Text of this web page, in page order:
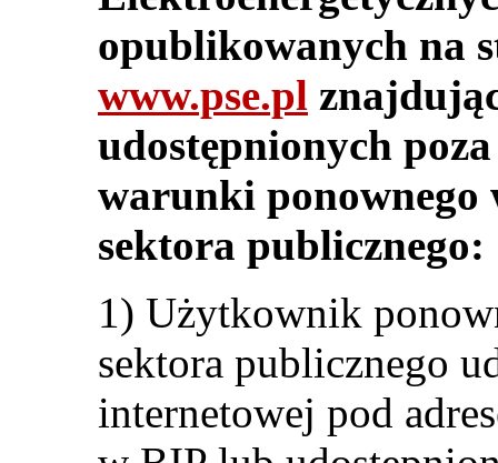
opublikowanych na
www.pse.pl
udostępnionych
warunki
sektora publicznego:
1) Użytkownik
sektora publicznego
internetowej pod